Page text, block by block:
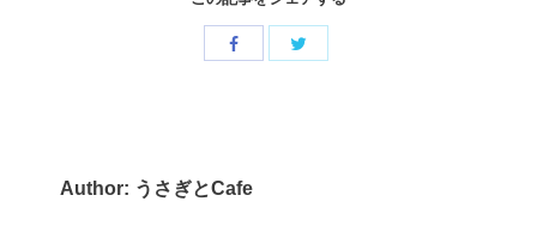
Author: うさぎとCafe